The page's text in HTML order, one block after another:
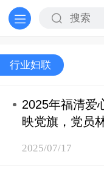
行业妇联
2025年福清爱
映党旗，党员
2025/07/17